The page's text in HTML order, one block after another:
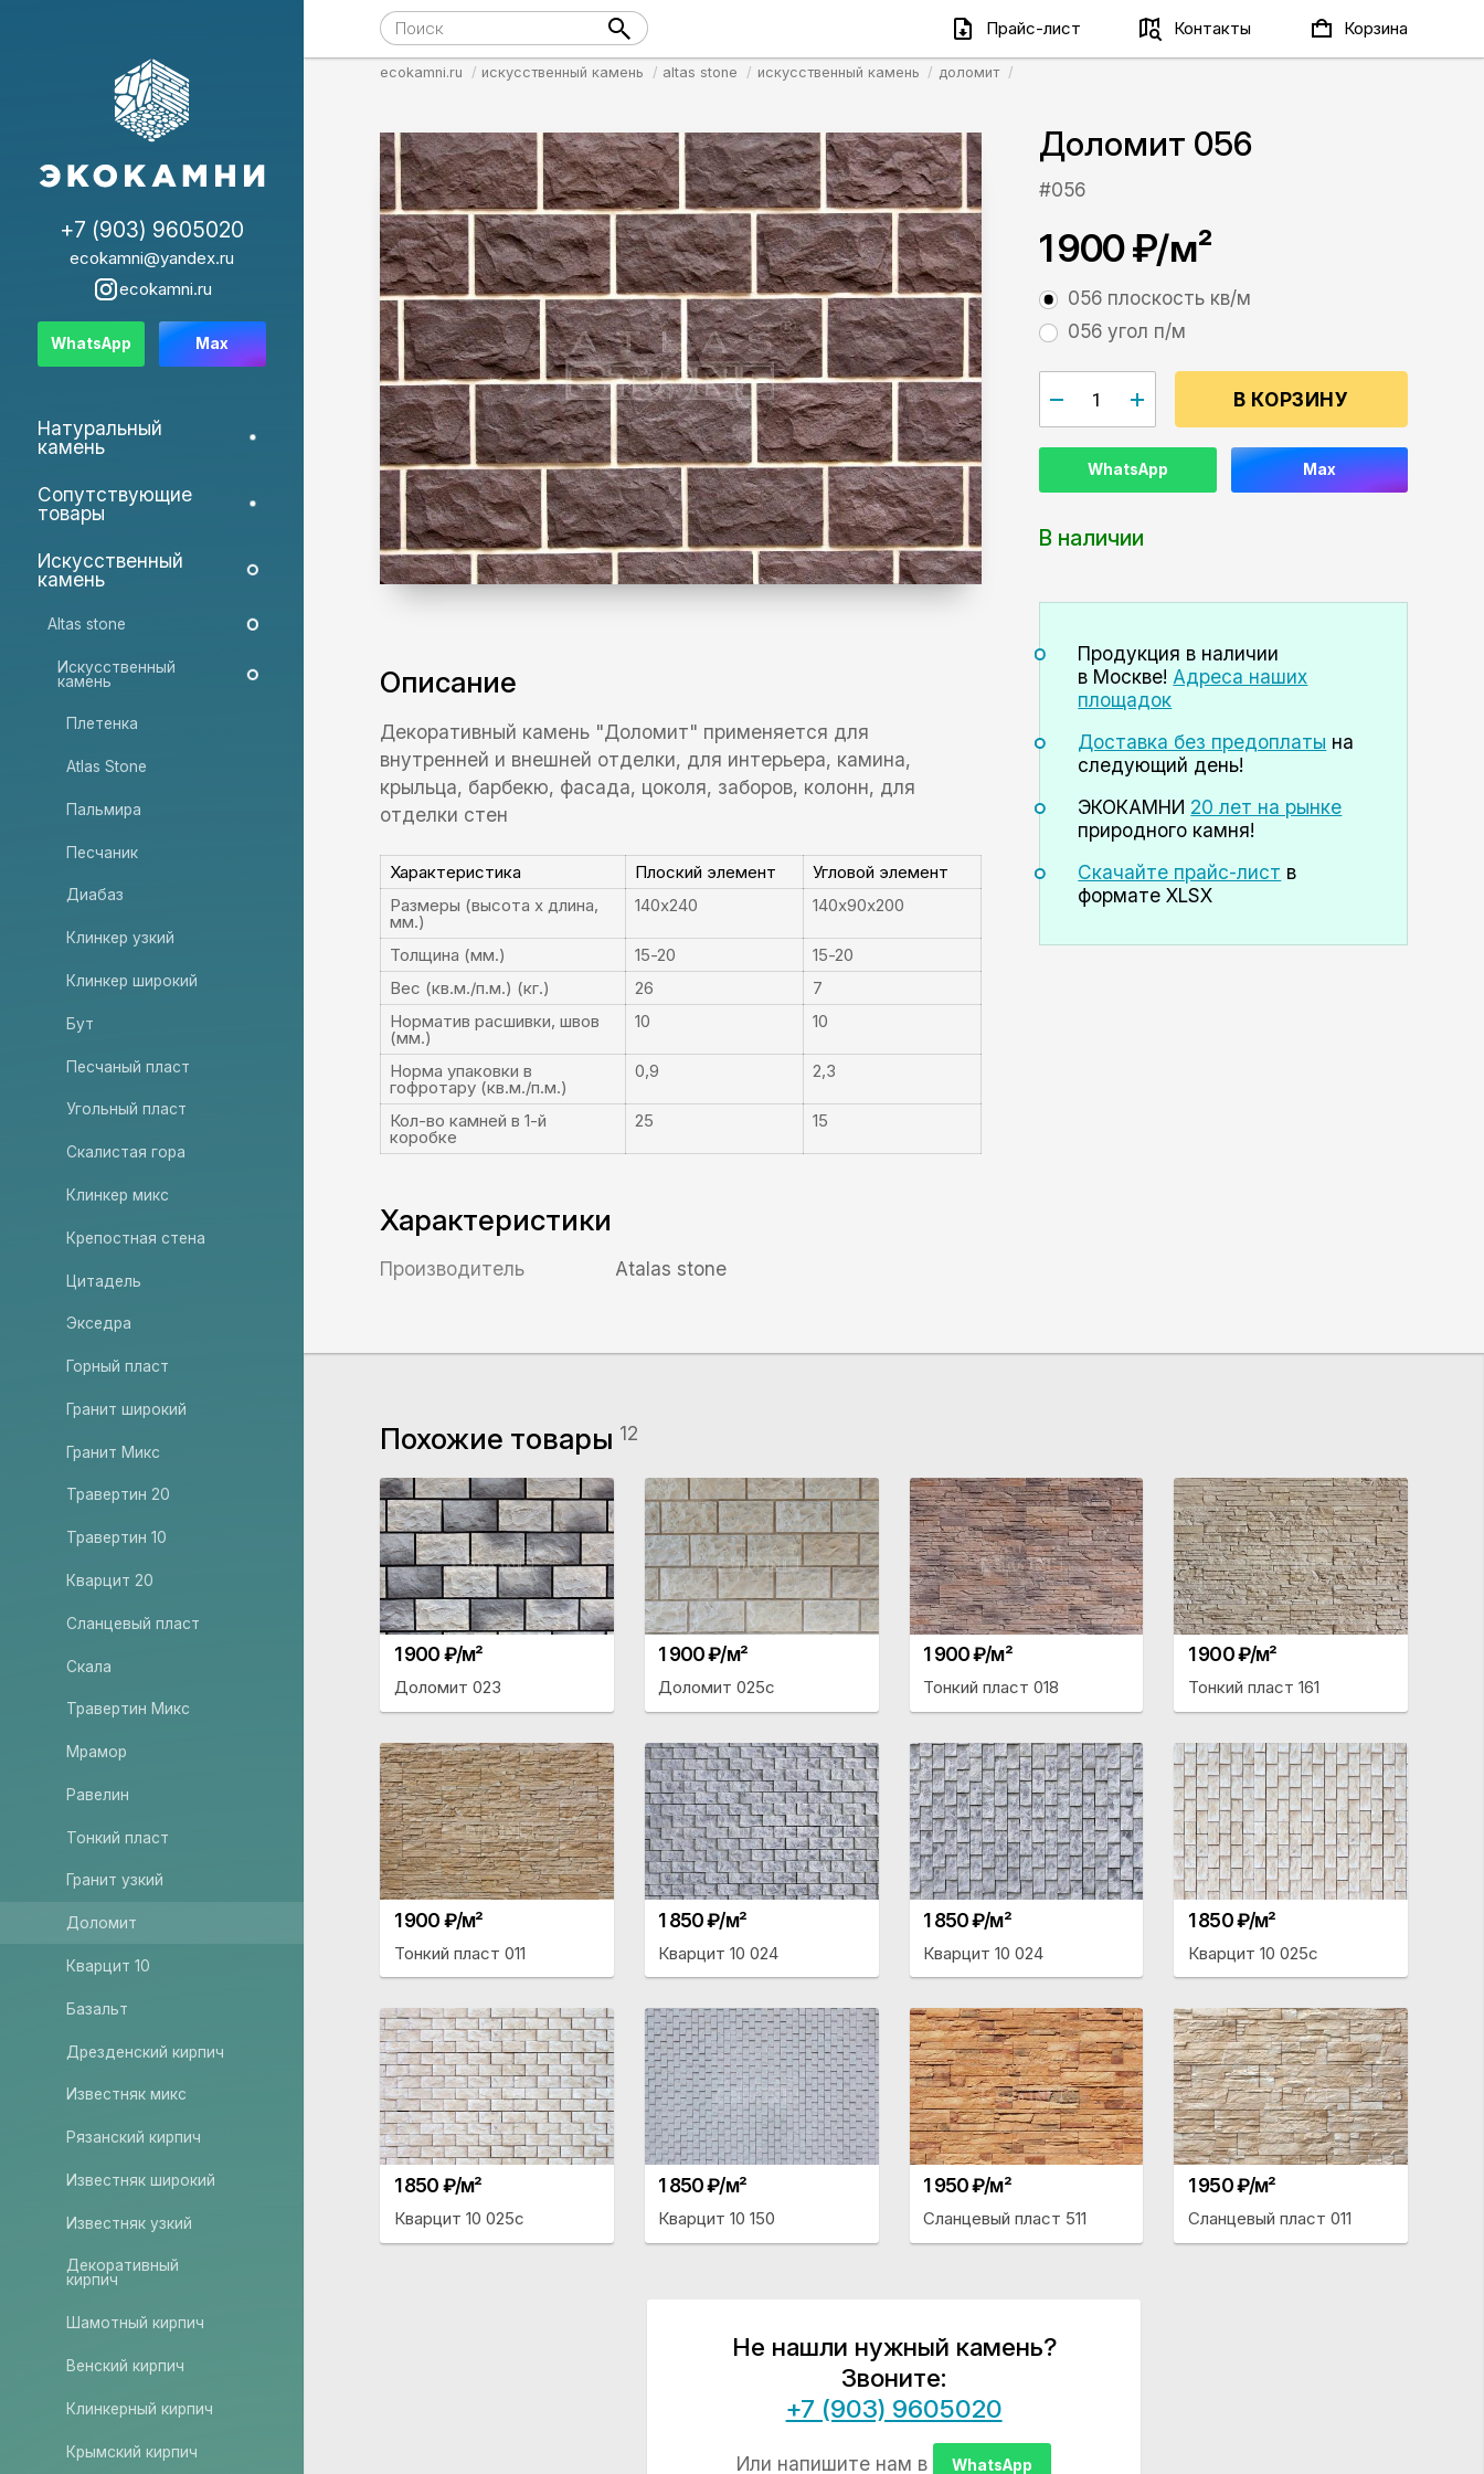
ecokamni.ru искусственный камень altas stone искусственный камень доломит
Доломит 056
#056
1 900 ₽/м²
056 плоскость кв/м
056 угол п/м
В КОРЗИНУ
WhatsApp Max
В наличии
Продукция в наличии
в Москве! Адреса наших
площадок
Доставка без предоплаты на
следующий день!
ЭКОКАМНИ 20 лет на рынке
природного камня!
Скачайте прайс-лист в
формате XLSX
Описание
Декоративный камень "Доломит" применяется для
внутренней и внешней отделки, для интерьера, камина,
крыльца, барбекю, фасада, цоколя, заборов, колонн, для
отделки стен
Характеристика Плоский элемент
Угловой элемент
Размеры (высота x длина,
мм.)
140x240 140x90x200
Толщина (мм.) 15-20
15-20
Вес (кв.м./п.м.) (кг.)
26
7
Норматив расшивки, швов
(мм.)
10 10
Норма упаковки в
гофротару (кв.м./п.м.)
0,9 2,3
Кол-во камней в 1-й
коробке
25 15
Характеристики
Производитель Atalas stone
Похожие товары 12
1 900 ₽/м²
Доломит 023
1 900 ₽/м²
Доломит 025с
1 900 ₽/м²
Тонкий пласт 018
1 900 ₽/м²
Тонкий пласт 161
1 900 ₽/м²
Тонкий пласт 011
1 850 ₽/м²
Кварцит 10 024
1 850 ₽/м²
Кварцит 10 024
1 850 ₽/м²
Кварцит 10 025с
1 850 ₽/м²
Кварцит 10 025с
1 850 ₽/м²
Кварцит 10 150
1 950 ₽/м²
Сланцевый пласт 511
1 950 ₽/м²
Сланцевый пласт 011
Не нашли нужный камень?
Звоните:
+7 (903) 9605020
Или напишите нам в WhatsApp
+7 (903) 9605020
ecokamni@yandex.ru
ecokamni.ru
WhatsApp Max
Натуральный
камень
Сопутствующие
товары
Искусственный
камень
Altas stone
Искусственный
камень
Плетенка
Atlas Stone
Пальмира
Песчаник
Диабаз
Клинкер узкий
Клинкер широкий
Бут
Песчаный пласт
Угольный пласт
Скалистая гора
Клинкер микс
Крепостная стена
Цитадель
Экседра
Горный пласт
Гранит широкий
Гранит Микс
Травертин 20
Травертин 10
Кварцит 20
Сланцевый пласт
Скала
Травертин Микс
Мрамор
Равелин
Тонкий пласт
Гранит узкий
Доломит
Кварцит 10
Базальт
Дрезденский кирпич
Известняк микс
Рязанский кирпич
Известняк широкий
Известняк узкий
Декоративный
кирпич
Шамотный кирпич
Венский кирпич
Клинкерный кирпич
Крымский кирпич
Прайс-лист Контакты Корзина